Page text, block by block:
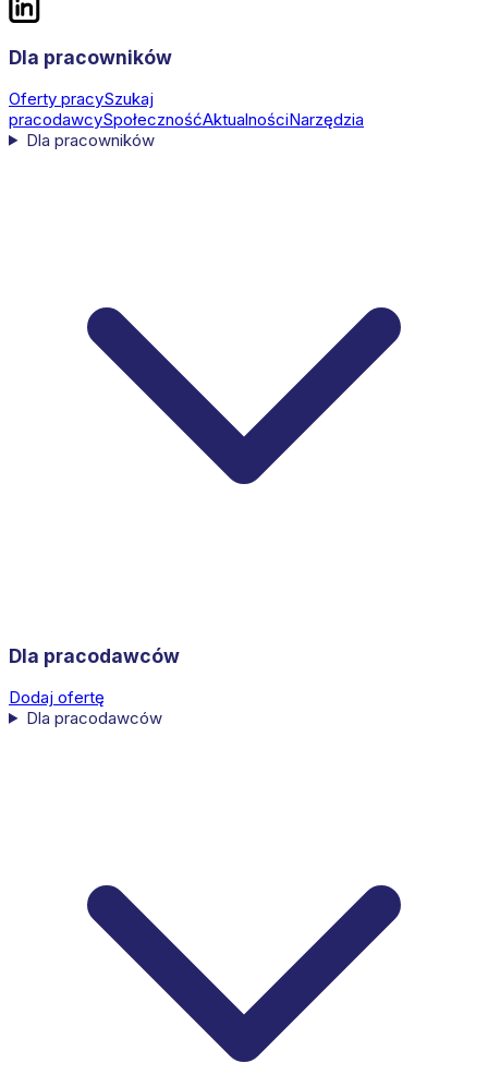
Dla pracowników
Oferty pracySzukaj
pracodawcySpołecznośćAktualnościNarzędzia
Dla pracowników
Dla pracodawców
Dodaj ofertę
Dla pracodawców